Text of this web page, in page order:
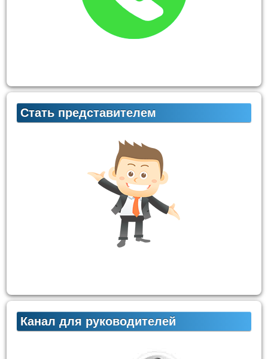
Стать представителем
Канал для руководителей